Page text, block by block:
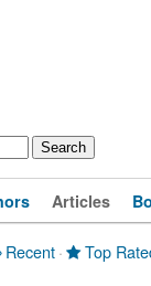
Articles
Recent· Top